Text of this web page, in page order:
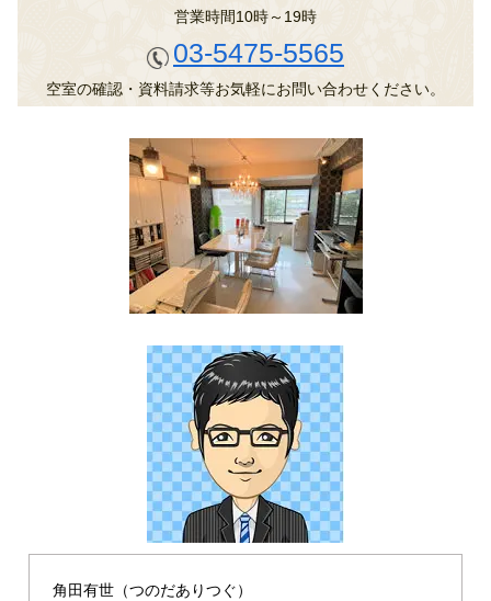
営業時間10時～19時
03-5475-5565
空室の確認・資料請求等お気軽にお問い合わせください。
角田有世（つのだありつぐ）